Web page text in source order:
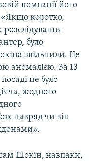
компанії його
коротко,
розслідування
було
звільнили. Це
аномалією. За 13
не було
жодного
навряд чи він
Шокін, навпаки,